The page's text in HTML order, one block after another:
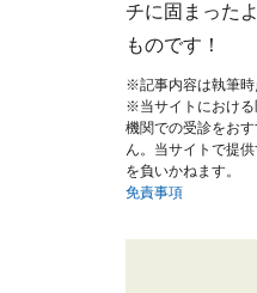
チに固まった
ものです！
※記事内容は執筆時
※当サイトにおける
機関での受診をお
ん。当サイトで提
を負いかねます。
免責事項